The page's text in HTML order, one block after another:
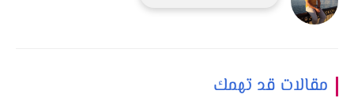
مقالات قد تهمك